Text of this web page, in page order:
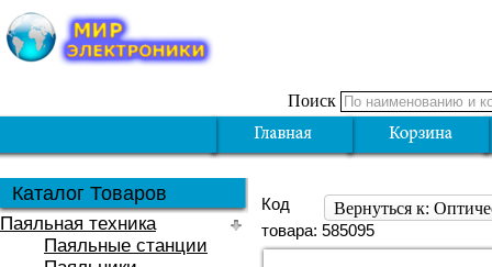
Поиск
Каталог Товаров
Паяльная техника
Паяльные станции
Вернуться к:
Код
товара: 585095